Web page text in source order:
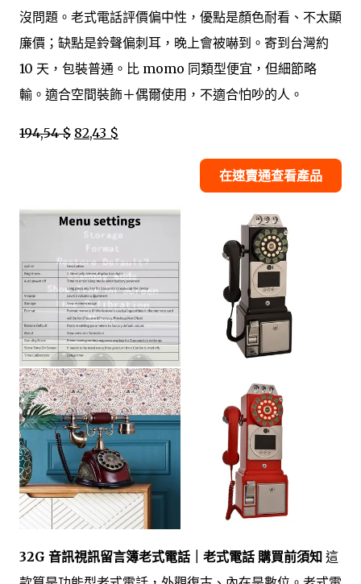
沒問題。老式電話評價偏中性，優點是顏色耐看、不太顯
廉價；缺點是鈴聲偏刺耳，晚上會被嚇到。寄到台灣約
10 天，包裝普通。比 momo 同類型便宜，但細節略
輸。適合空間裝飾＋偶爾使用，不適合怕吵的人。
194,54 $ 82,43 $
在速賣通查看產品
32G 音訊視訊留言簿老式電話｜老式電話 購買前須知 這